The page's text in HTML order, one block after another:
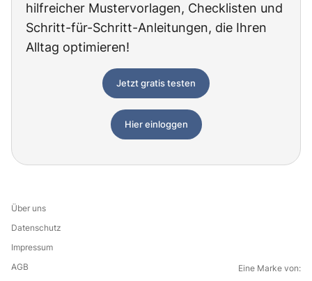
hilfreicher Mustervorlagen, Checklisten und
Schritt-für-Schritt-Anleitungen, die Ihren
Alltag optimieren!
Jetzt gratis testen
Hier einloggen
Über uns
Datenschutz
Impressum
AGB
Eine Marke von: